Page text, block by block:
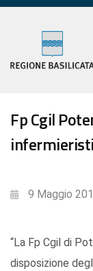
Fp Cgil
9 Maggio
“La Fp Cgil di
disposizione